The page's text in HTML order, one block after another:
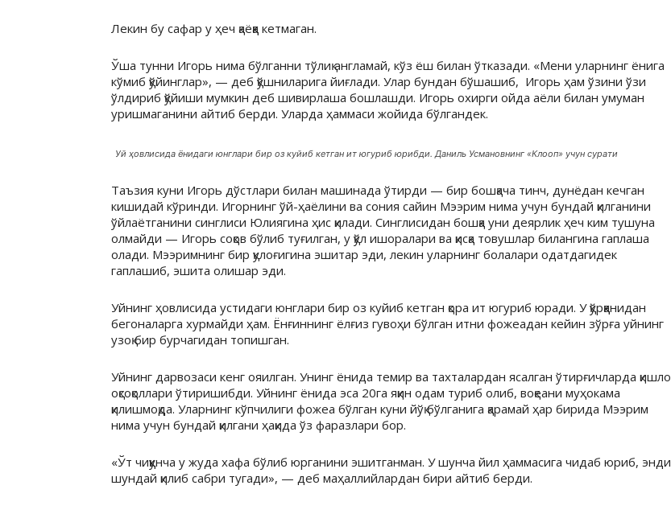
Лекин бу сафар у ҳеч қаёққа кетмаган.
Ўша тунни Игорь нима бўлганни тўлиқ англамай, кўз ёш билан ўтказади. «Мени уларнинг ёнига
кўмиб қўйинглар», — деб қўшниларига йиғлади. Улар бундан бўшашиб, Игорь ҳам ўзини ўзи
ўлдириб қўйиши мумкин деб шивирлаша бошлашди. Игорь охирги ойда аёли билан умуман
уришмаганини айтиб берди. Уларда ҳаммаси жойида бўлгандек.
Уй ҳовлисида ёнидаги юнглари бир оз куйиб кетган ит югуриб юрибди. Даниль Усмановнинг «Клооп» учун сурати
Таъзия куни Игорь дўстлари билан машинада ўтирди — бир бошқача тинч, дунёдан кечган
кишидай кўринди. Игорнинг ўй-ҳаёлини ва сония сайин Мээрим нима учун бундай қилганини
ўйлаётганини синглиси Юлиягина ҳис қилади. Синглисидан бошқа уни деярлик ҳеч ким тушуна
олмайди — Игорь соқов бўлиб туғилган, у қўл ишоралари ва қисқа товушлар билангина гаплаша
олади. Мээримнинг бир қулоғигина эшитар эди, лекин уларнинг болалари одатдагидек
гаплашиб, эшита олишар эди.
Уйнинг ҳовлисида устидаги юнглари бир оз куйиб кетган қора ит югуриб юради. У қўрққанидан
бегоналарга хурмайди ҳам. Ёнғиннинг ёлғиз гувоҳи бўлган итни фожеадан кейин зўрға уйнинг
узоқ бир бурчагидан топишган.
Уйнинг дарвозаси кенг ояилган. Унинг ёнида темир ва тахталардан ясалган ўтирғичларда қишлоқ
оқсоқоллари ўтиришибди. Уйнинг ёнида эса 20га яқин одам туриб олиб, воқеани муҳокама
қилишмоқда. Уларнинг кўпчилиги фожеа бўлган куни йўқ бўлганига қарамай ҳар бирида Мээрим
нима учун бундай қилгани ҳақида ўз фаразлари бор.
«Ўт чиққунча у жуда хафа бўлиб юрганини эшитганман. У шунча йил ҳаммасига чидаб юриб, энди
шундай қилиб сабри тугади», — деб маҳаллийлардан бири айтиб берди.